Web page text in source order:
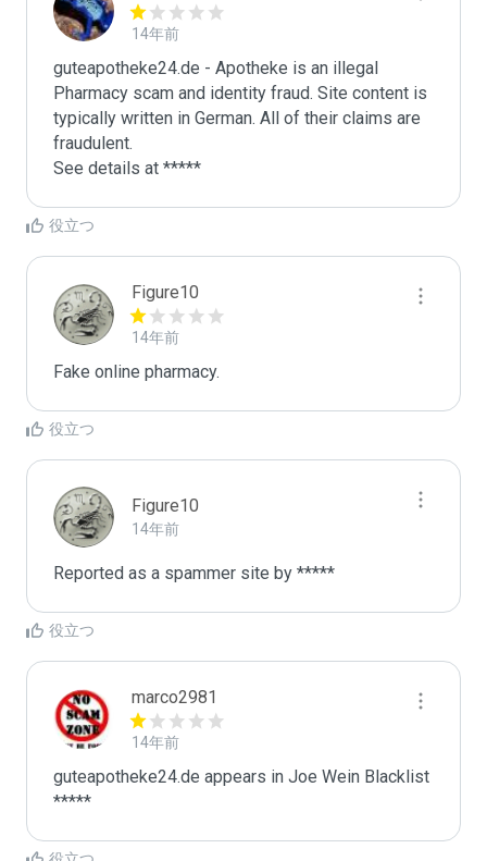
14年前
guteapotheke24.de - Apotheke is an illegal
Pharmacy scam and identity fraud. Site content is
typically written in German. All of their claims are
fraudulent.
See details at *****
役立つ
Figure10
14年前
Fake online pharmacy.
役立つ
Figure10
14年前
Reported as a spammer site by *****
役立つ
marco2981
14年前
guteapotheke24.de appears in Joe Wein Blacklist
*****